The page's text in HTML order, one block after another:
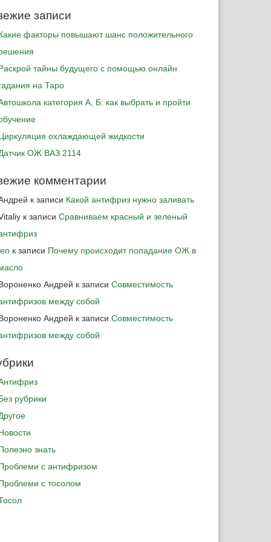
записи
факторы повышают шанс положительного
тайны будущего с помощью онлайн
на Таро
категория А, Б: как выбрать и пройти
охлаждающей жидкости
ОЖ ВАЗ 2114
комментарии
к записи Какой антифриз нужно заливать
к записи Сравниваем красный и зеленый
к записи Почему происходит попадание ОЖ в
Андрей к записи Совместимость
между собой
Андрей к записи Совместимость
между собой
рубрики
знать
с антифризом
с тосолом